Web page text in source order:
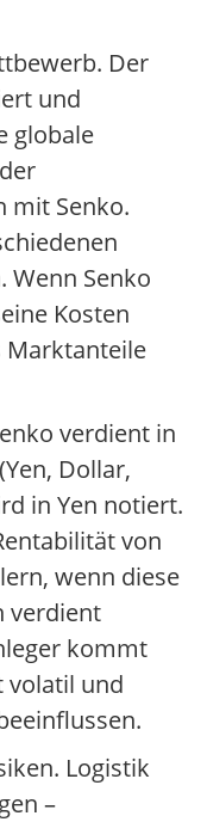
Der
und
globale
mit Senko.
Wenn Senko
Kosten
verdient in
Dollar,
in Yen notiert.
von
wenn diese
verdient
kommt
volatil und
Logistik
–